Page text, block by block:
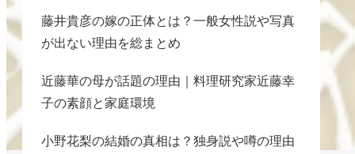
藤井貴彦の嫁の正体とは？一般女性説や写真
が出ない理由を総まとめ
近藤華の母が話題の理由｜料理研究家近藤幸
子の素顔と家庭環境
小野花梨の結婚の真相は？独身説や噂の理由